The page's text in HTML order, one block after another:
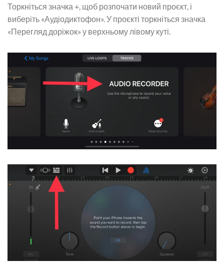
Торкніться значка +, щоб розпочати новий проєкт, і
виберіть «Аудіодиктофон». У проєкті торкніться значка
«Перегляд доріжок» у верхньому лівому куті.